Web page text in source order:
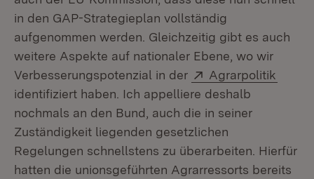
in den GAP-Strategieplan vollständig
aufgenommen werden. Gleichzeitig gibt es auch
weitere Aspekte auf nationaler Ebene, wo wir
Verbesserungspotenzial in der
Extern:
Agrarpolitik
identifiziert haben. Ich appelliere deshalb
nochmals an den Bund, auch die in seiner
Zuständigkeit liegenden gesetzlichen
Regelungen schnellstens zu überarbeiten. Hierfür
hatten die unionsgeführten Agrarressorts bereits